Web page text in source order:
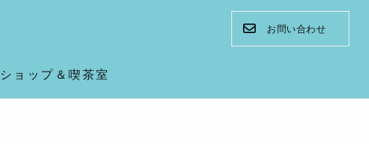
ショップ＆喫茶室
お問い合わせ